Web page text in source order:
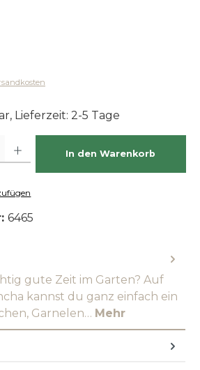
Lieferzeit: 2-5 Tage
In den Warenkorb
6465
gute Zeit im Garten? Auf
kannst du ganz einfach ein
Garnelen… Mehr